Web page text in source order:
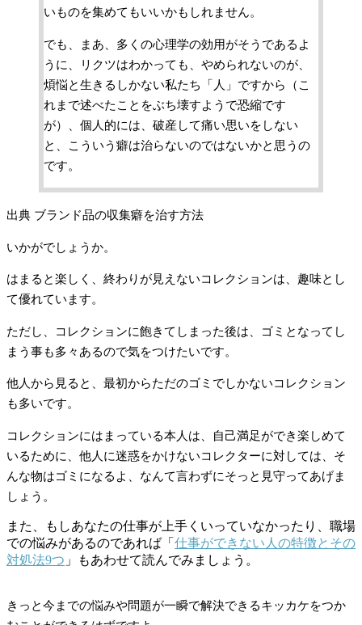
いものを集めてもいいかもしれません。
でも、まあ、多くの心理学の効用がそうであるよ
うに、リクツはわかっても、やめられないのが、
煩悩と生きるしかない私たち「人」ですから（こ
れまで述べたことをぶち壊すようで恐縮です
が）、個人的には、破産して痛い思いをしない
と、こういう癖は治らないのではないかと思うの
です。
出典 ブランド品の収集癖を治す方法
いかがでしょうか。
はまると楽しく、終わりが見えないコレクションは、趣味とし
て優れています。
ただし、コレクションに飽きてしまった後は、ゴミとなってし
まう事も多々あるので気をつけたいです。
他人から見ると、最初からただのゴミでしかないコレクション
も多いです。
コレクションにはまっている本人は、自己満足ができ楽しめて
いるために、他人に迷惑をかけないコレクターに対しては、そ
んな物はゴミになるよ、なんて言わずにそっと見守ってあげま
しょう。
また、もしあなたの仕事が上手くいっていなかったり、職場
での悩みがあるのであれば「 仕事ができない人の特徴とその
対処法9つ 」もあわせて読んでみましょう。
きっと今までの悩みや問題が一瞬で解決できるキッカケをつか